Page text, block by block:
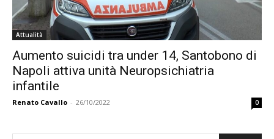
Attualità
Aumento suicidi tra under 14, Santobono di
Napoli attiva unità Neuropsichiatria
infantile
Renato Cavallo - 26/10/2022 0